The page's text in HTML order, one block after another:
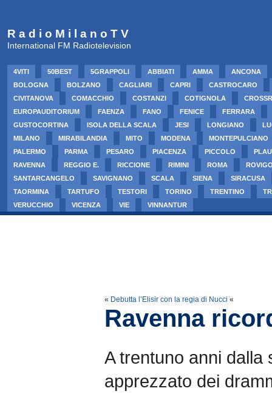
R a d i o M i l a n o T V
International FM Radiotelevision
4VITI 50BEST 5GRAPPOLI ABBIATI AMMA
ANCONA
BOLOGNA
BOLZANO CAGLIARI CAPRI
CASTROCARO
CIVITANOVA
COMACCHIO COSTANZI COTIGNOLA
EUROPAUDITORIUM
FAENZA FANO FENICE
FERRARA
GUSTOCORTINA
ISOLA DELLA SCALA JESI LONGIANO
MILANO
MIRABILANDIA MITO MODENA
MONTEPULCIANO
PALERMO
PARMA PESARO PIACENZA PICCOLO
RAVENNA
REGGIO E. RICCIONE RIMINI ROMA
SANTARCANGELO
SAVIGNANO SCALA SIENA
SIRACUSA
TAORMINA
TARTUFO TESTORI TORINO TRENTINO
VERUCCHIO
VICENZA VIE VINNANTUR
« Debutta l’Elisir con la regia di Nucci «
Ravenna
A trentuno anni dalla
apprezzato dei